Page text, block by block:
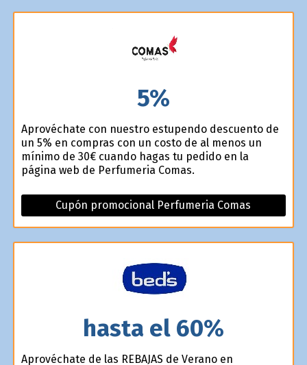
5%
Aprovéchate con nuestro estupendo descuento de
un 5% en compras con un costo de al menos un
mínimo de 30€ cuando hagas tu pedido en la
página web de Perfumeria Comas.
Cupón promocional Perfumeria Comas
hasta el 60%
Aprovéchate de las REBAJAS de Verano en